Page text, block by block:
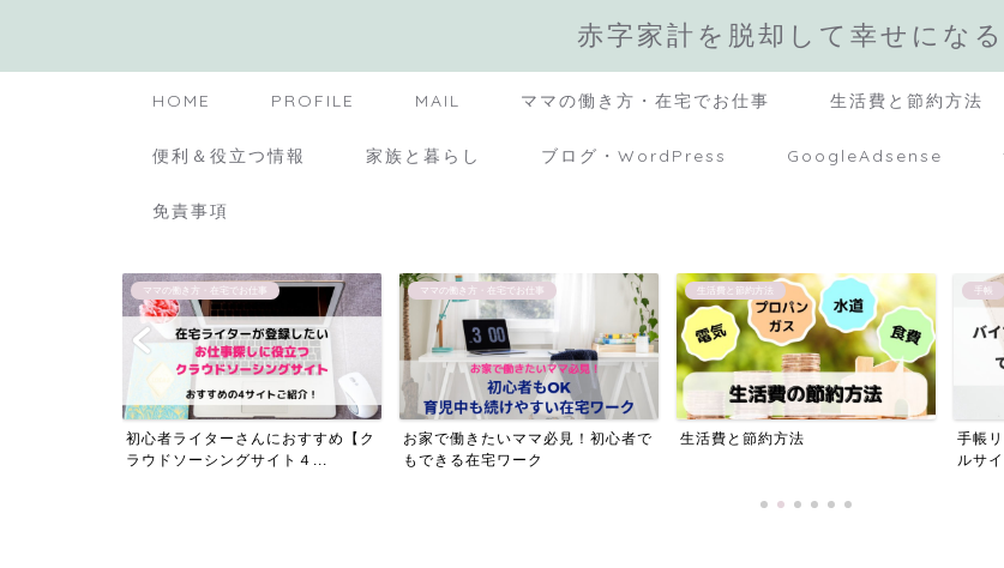
赤字家計を脱却して幸せになる
HOME PROFILE MAIL ママの働き方・在宅でお仕事 生活費と節約方法
便利＆役立つ情報 家族と暮らし ブログ・WordPress GoogleAdsense
免責事項
ママの働き方・在宅でお仕事
お家で働きたいママ必見！初心者で
もできる在宅ワーク
生活費と節約方法
生活費と節約方法
手帳
手帳リフィルを無料でDL！バイブ
手作
超簡
を「